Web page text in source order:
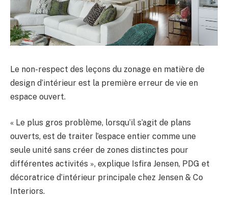
Le non-respect des leçons du zonage en matière de
design d’intérieur est la première erreur de vie en
espace ouvert.
« Le plus gros problème, lorsqu’il s’agit de plans
ouverts, est de traiter l’espace entier comme une
seule unité sans créer de zones distinctes pour
différentes activités », explique Isfira Jensen, PDG et
décoratrice d’intérieur principale chez Jensen & Co
Interiors.